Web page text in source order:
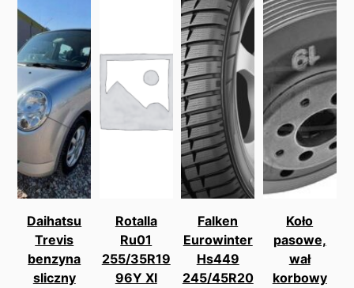
Daihatsu
Trevis
benzyna
sliczny
Rotalla
Ru01
255/35R19
96Y Xl
Falken
Eurowinter
Hs449
245/45R20
Koło
pasowe,
wał
korbowy